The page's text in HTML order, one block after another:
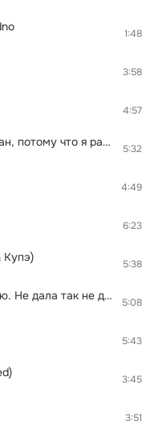
1:48
3:58
4:57
Я люблю этот сладкий туман, потому что я растаман 5:32
4:49
6:23
Купэ) 5:38
А я курю, и трахаюсь во всю. Не дала так не дала я другую найду. 5:08
5:43
3:45
3:51